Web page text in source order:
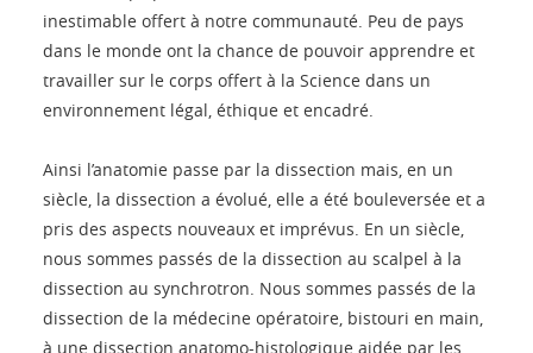
inestimable offert à notre communauté. Peu de pays
dans le monde ont la chance de pouvoir apprendre et
travailler sur le corps offert à la Science dans un
environnement légal, éthique et encadré.
Ainsi l’anatomie passe par la dissection mais, en un
siècle, la dissection a évolué, elle a été bouleversée et a
pris des aspects nouveaux et imprévus. En un siècle,
nous sommes passés de la dissection au scalpel à la
dissection au synchrotron. Nous sommes passés de la
dissection de la médecine opératoire, bistouri en main,
à une dissection anatomo-histologique aidée par les